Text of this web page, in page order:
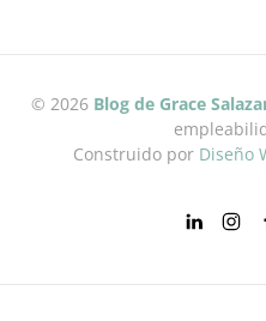
© 2026 Blog de Grace
Construido por Diseño